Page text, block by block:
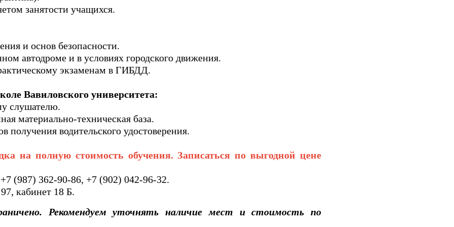
занятости учащихся.
и основ безопасности.
автодроме и в условиях городского движения.
экзаменам в ГИБДД.
Вавиловского университета:
слушателю.
материально-техническая база.
водительского удостоверения.
на полную стоимость обучения. Записаться по выгодной цене
(987) 362-90-86, +7 (902) 042-96-32.
кабинет 18 Б.
Рекомендуем уточнять наличие мест и стоимость по